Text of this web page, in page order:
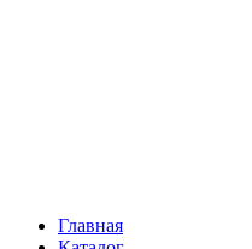
Главная